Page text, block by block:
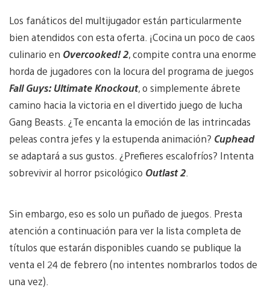
Los fanáticos del multijugador están particularmente
bien atendidos con esta oferta. ¡Cocina un poco de caos
culinario en Overcooked! 2, compite contra una enorme
horda de jugadores con la locura del programa de juegos
Fall Guys: Ultimate Knockout, o simplemente ábrete
camino hacia la victoria en el divertido juego de lucha
Gang Beasts. ¿Te encanta la emoción de las intrincadas
peleas contra jefes y la estupenda animación? Cuphead
se adaptará a sus gustos. ¿Prefieres escalofríos? Intenta
sobrevivir al horror psicológico Outlast 2
Sin embargo, eso es solo un puñado de juegos. Presta
atención a continuación para ver la lista completa de
títulos que estarán disponibles cuando se publique la
venta el 24 de febrero (no intentes nombrarlos todos de
una vez).